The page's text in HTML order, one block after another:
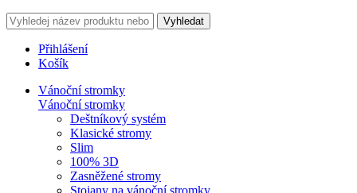
Vyhledat
Přihlášení
Košík
Vánoční stromky
Vánoční stromky
Deštníkový systém
Klasické stromy
Slim
100% 3D
Zasněžené stromy
Stojany na vánoční stromky